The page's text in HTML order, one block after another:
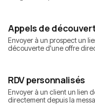
Appels de
Envoyer à un prospect un
découverte d'une offre
RDV personnalisés
Envoyer à un client un lien
directement depuis la